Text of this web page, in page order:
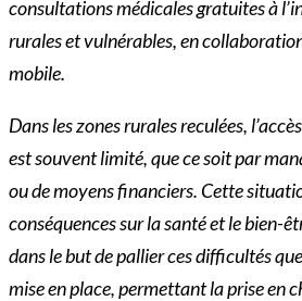
consultations médicales gratuites à
rurales et vulnérables, en
mobile.
Dans les zones rurales reculées,
est souvent limité, que ce soit par
ou de moyens financiers. Cette
conséquences sur la santé et le bien-
dans le but de pallier ces difficultés
mise en place, permettant la prise en